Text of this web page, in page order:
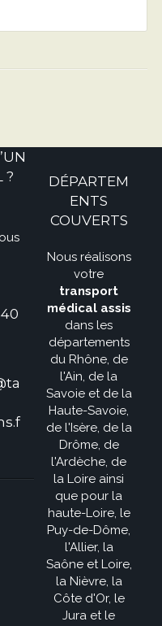
?
DÉPARTEM
ENTS
COUVERTS
Nous réalisons
votre
transport
médical assis
dans les
départements
du Rhône, de
l'Ain, de la
Savoie et de la
Haute-Savoie,
de l'Isère, de la
Drôme, de
l'Ardèche, de
la Loire ainsi
que pour la
haute-Loire, le
Puy-de-Dôme,
l'Allier, la
Saône et Loire,
la Nièvre, la
Côte d'Or, le
Jura et le